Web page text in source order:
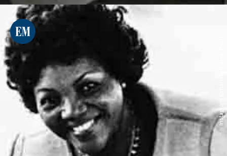
Instagram @mariabethaniaoficial